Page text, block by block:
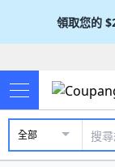
領取您的
全部